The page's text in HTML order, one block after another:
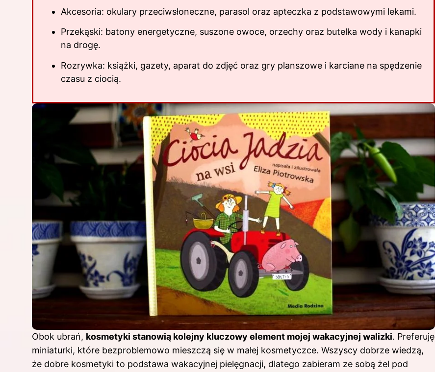
Akcesoria: okulary przeciwsłoneczne, parasol oraz apteczka z podstawowymi lekami.
Przekąski: batony energetyczne, suszone owoce, orzechy oraz butelka wody i kanapki
na drogę.
Rozrywka: książki, gazety, aparat do zdjęć oraz gry planszowe i karciane na spędzenie
czasu z ciocią.
Obok ubrań, kosmetyki stanowią kolejny kluczowy element mojej wakacyjnej walizki. Preferuję
miniaturki, które bezproblemowo mieszczą się w małej kosmetyczce. Wszyscy dobrze wiedzą,
że dobre kosmetyki to podstawa wakacyjnej pielęgnacji, dlatego zabieram ze sobą żel pod